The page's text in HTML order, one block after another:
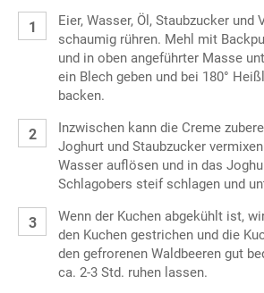
Eier, Wasser, Öl, Staubzucker und
schaumig rühren. Mehl mit
und in oben angeführter Masse
ein Blech geben und bei 180°
backen.
Inzwischen kann die Creme
Joghurt und Staubzucker
Wasser auflösen und in das
Schlagobers steif schlagen und
Wenn der Kuchen abgekühlt ist,
den Kuchen gestrichen und die
den gefrorenen Waldbeeren gut
ca. 2-3 Std. ruhen lassen.